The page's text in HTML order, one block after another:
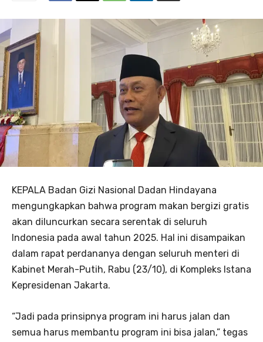
KEPALA Badan Gizi Nasional Dadan Hindayana
mengungkapkan bahwa program makan bergizi gratis
akan diluncurkan secara serentak di seluruh
Indonesia pada awal tahun 2025. Hal ini disampaikan
dalam rapat perdananya dengan seluruh menteri di
Kabinet Merah-Putih, Rabu (23/10), di Kompleks Istana
Kepresidenan Jakarta.
“Jadi pada prinsipnya program ini harus jalan dan
semua harus membantu program ini bisa jalan,” tegas